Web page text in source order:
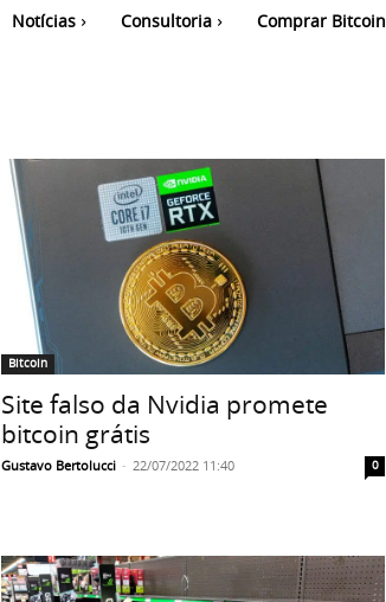
Notícias Consultoria Comprar Bitcoin
Bitcoin
Site falso da Nvidia promete
bitcoin grátis
Gustavo Bertolucci - 22/07/2022 11:40 0